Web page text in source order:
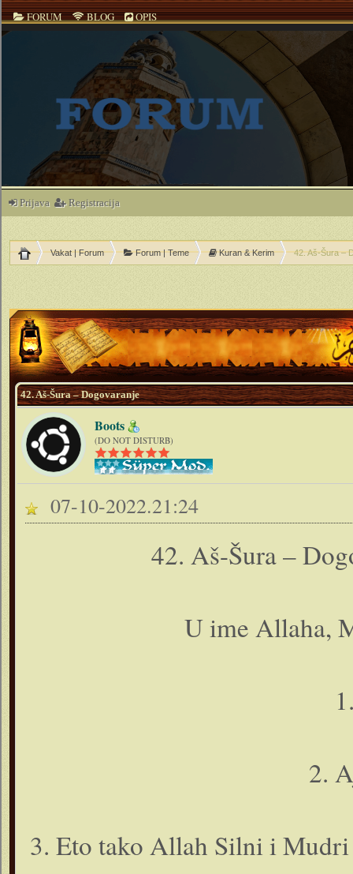
FORUM BLOG OPIS
Prijava Registracija
Vakat | Forum Forum | Teme Kuran & Kerim 42. Aš-Šura –
42. Aš-Šura – Dogovaranje
Boots
(DO NOT DISTURB)
07-10-2022.21:24
42. Aš-Šura –
U ime Allaha,
2.
3. Eto tako Allah Silni i